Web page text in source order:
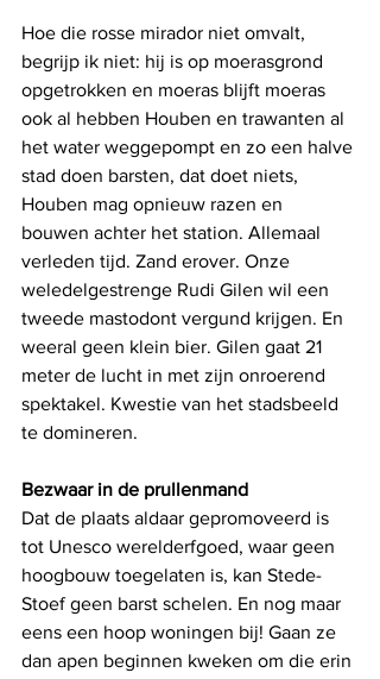
Hoe die rosse mirador niet omvalt,
begrijp ik niet: hij is op moerasgrond
opgetrokken en moeras blijft moeras
ook al hebben Houben en trawanten al
het water weggepompt en zo een halve
stad doen barsten, dat doet niets,
Houben mag opnieuw razen en
bouwen achter het station. Allemaal
verleden tijd. Zand erover. Onze
weledelgestrenge Rudi Gilen wil een
tweede mastodont vergund krijgen. En
weeral geen klein bier. Gilen gaat 21
meter de lucht in met zijn onroerend
spektakel. Kwestie van het stadsbeeld
te domineren.
Bezwaar in de prullenmand
Dat de plaats aldaar gepromoveerd is
tot Unesco werelderfgoed, waar geen
hoogbouw toegelaten is, kan Stede-
Stoef geen barst schelen. En nog maar
eens een hoop woningen bij! Gaan ze
dan apen beginnen kweken om die erin